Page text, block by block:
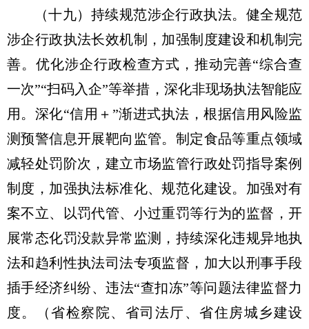
（十九）持续规范涉企行政执法。 健全规范
涉企行政执法长效机制，加强制度建设和机制完
善。优化涉企行政检查方式，推动完善“综合查
一次”“扫码入企”等举措，深化非现场执法智能应
用。深化“信用＋”渐进式执法，根据信用风险监
测预警信息开展靶向监管。制定食品等重点领域
减轻处罚阶次，建立市场监管行政处罚指导案例
制度，加强执法标准化、规范化建设。加强对有
案不立、以罚代管、小过重罚等行为的监督，开
展常态化罚没款异常监测，持续深化违规异地执
法和趋利性执法司法专项监督，加大以刑事手段
插手经济纠纷、违法“查扣冻”等问题法律监督力
度。
（省检察院、省司法厅、省住房城乡建设